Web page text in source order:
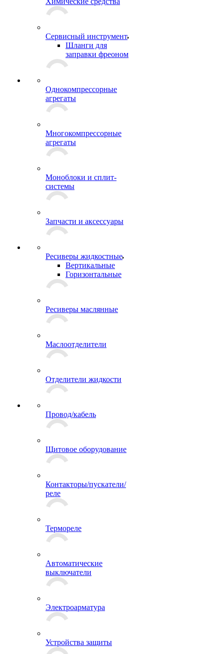
Сервисный инструмент
Шланги для
заправки фреоном
Однокомпрессорные
агрегаты
Многокомпрессорные
агрегаты
Моноблоки и сплит-
системы
Запчасти и аксессуары
Ресиверы жидкостные
Вертикальные
Горизонтальные
Ресиверы маслянные
Маслоотделители
Отделители жидкости
Провод/кабель
Щитовое оборудование
Контакторы/пускатели/
реле
Термореле
Автоматические
выключатели
Электроарматура
Устройства защиты